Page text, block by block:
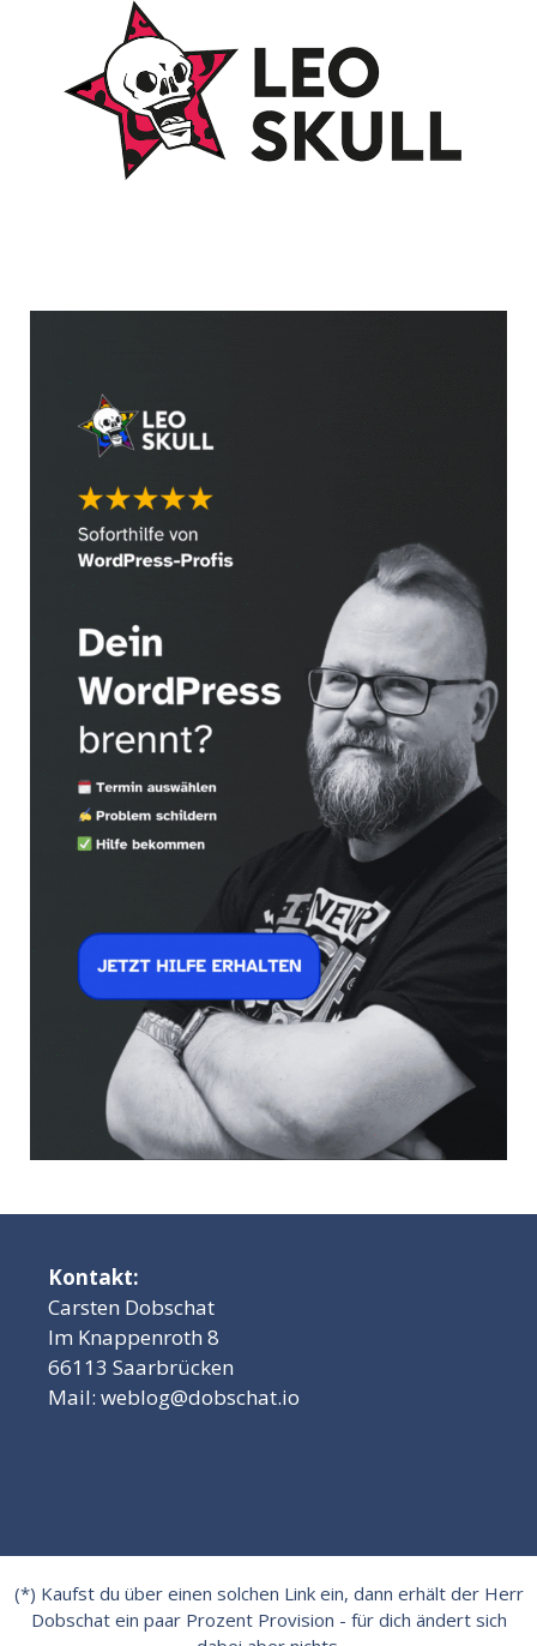
Kontakt:
Carsten Dobschat
Im Knappenroth 8
66113 Saarbrücken
Mail: weblog@dobschat.io
(*) Kaufst du über einen solchen Link ein, dann erhält der Herr
Dobschat ein paar Prozent Provision - für dich ändert sich